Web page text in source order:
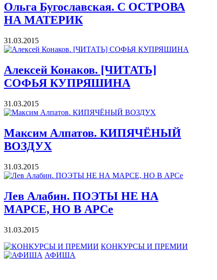
Ольга Бугославская. С ОСТРОВА
НА МАТЕРИК
31.03.2015
Алексей Конаков. [ЧИТАТЬ]
СОФЬЯ КУПРЯШИНА
31.03.2015
Максим Алпатов. КИПЯЧЁНЫЙ
ВОЗДУХ
31.03.2015
Лев Алабин. ПОЭТЫ НЕ НА
МАРСЕ, НО В АРСе
31.03.2015
КОНКУРСЫ И ПРЕМИИ
АФИША